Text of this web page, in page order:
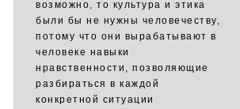
возможно, то культура и этика
были бы не нужны человечеству,
потому что они вырабатывают в
человеке навыки
нравственности, позволяющие
разбираться в каждой
конкретной ситуации